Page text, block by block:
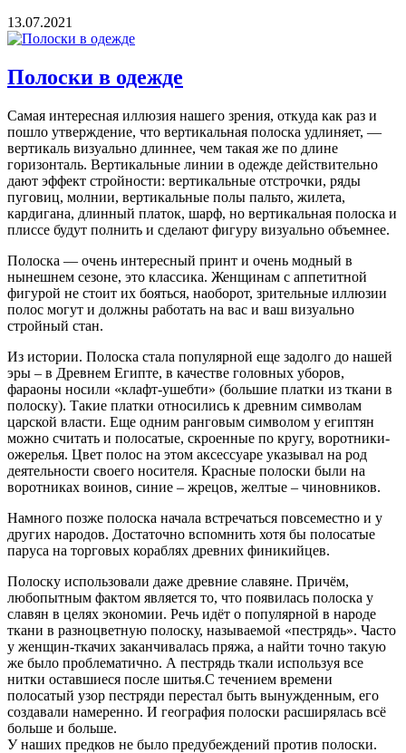
13.07.2021
Полоски в одежде
Самая интересная иллюзия нашего зрения, откуда как раз и
пошло утверждение, что вертикальная полоска удлиняет, —
вертикаль визуально длиннее, чем такая же по длине
горизонталь. Вертикальные линии в одежде действительно
дают эффект стройности: вертикальные отстрочки, ряды
пуговиц, молнии, вертикальные полы пальто, жилета,
кардигана, длинный платок, шарф, но вертикальная полоска и
плиссе будут полнить и сделают фигуру визуально объемнее.
Полоска — очень интересный принт и очень модный в
нынешнем сезоне, это классика. Женщинам с аппетитной
фигурой не стоит их бояться, наоборот, зрительные иллюзии
полос могут и должны работать на вас и ваш визуально
стройный стан.
Из истории. Полоска стала популярной еще задолго до нашей
эры – в Древнем Египте, в качестве головных уборов,
фараоны носили «клафт-ушебти» (большие платки из ткани в
полоску). Такие платки относились к древним символам
царской власти. Еще одним ранговым символом у египтян
можно считать и полосатые, скроенные по кругу, воротники-
ожерелья. Цвет полос на этом аксессуаре указывал на род
деятельности своего носителя. Красные полоски были на
воротниках воинов, синие – жрецов, желтые – чиновников.
Намного позже полоска начала встречаться повсеместно и у
других народов. Достаточно вспомнить хотя бы полосатые
паруса на торговых кораблях древних финикийцев.
Полоску использовали даже древние славяне. Причём,
любопытным фактом является то, что появилась полоска у
славян в целях экономии. Речь идёт о популярной в народе
ткани в разноцветную полоску, называемой «пестрядь». Часто
у женщин-ткачих заканчивалась пряжа, а найти точно такую
же было проблематично. А пестрядь ткали используя все
нитки оставшиеся после шитья.С течением времени
полосатый узор пестряди перестал быть вынужденным, его
создавали намеренно. И география полоски расширялась всё
больше и больше.
У наших предков не было предубеждений против полоски.